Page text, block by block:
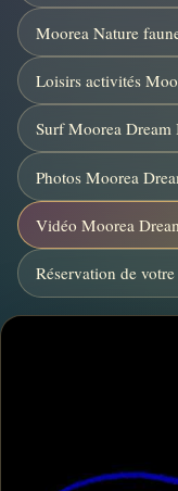
Moorea Nature
Loisirs activités
Surf Moorea Dream
Photos Moorea
Vidéo Moorea
Réservation de